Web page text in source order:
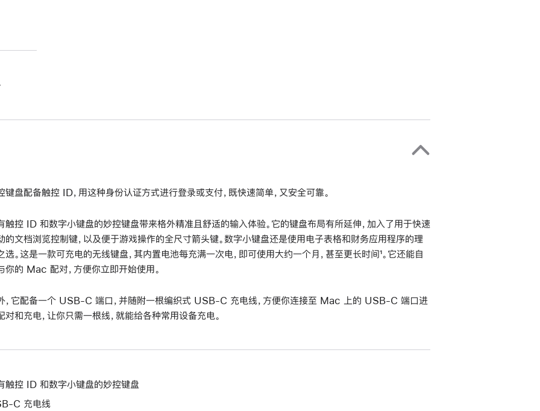
键盘配备触控 ID，用这种身份认证方式进行登录或支付，既快速简单，又安全可靠。
触控 ID 和数字小键盘的妙控键盘带来格外精准且舒适的输入体验。它的键盘布局有所延伸，加入了用于快速
的文档浏览控制键，以及便于游戏操作的全尺寸箭头键。数字小键盘还是使用电子表格和财务应用程序的理
选。这是一款可充电的无线键盘，其内置电池每充满一次电，即可使用大约一个月，甚至更长时间¹。它还能自
你的 Mac 配对，方便你立即开始使用。
，它配备一个 USB-C 端口，并随附一根编织式 USB-C 充电线，方便你连接至 Mac 上的 USB-C 端口进
对和充电，让你只需一根线，就能给各种常用设备充电。
触控 ID 和数字小键盘的妙控键盘
C 充电线